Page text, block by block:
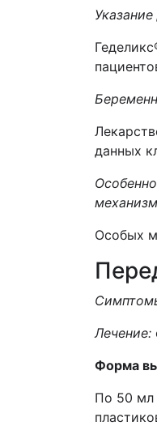
данных
Особых
Лечение:
Форма
По 50 мл